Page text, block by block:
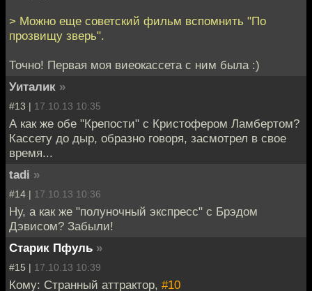
> Можно еще советский фильм вспомнить "По
прозвищу зверь".
Точно! Первая моя виеокассета с ним была :)
Уиталик »
#13 | 17.10.13 10:35
А как же обе "Крепости" с Кристофером Ламбертом?
Кассету до дыр, образно говоря, засмотрел в свое
время...
tadi »
#14 | 17.10.13 10:36
Ну, а как же "полуночный экспресс" с Брэдом
Дэвисом? Забыли!
Старик Пфуль »
#15 | 17.10.13 10:39
Кому: Странный аттрактор, #10